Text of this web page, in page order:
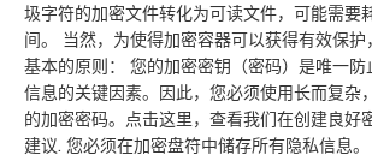
圾字符的加密文件转化为可读文件，可能需要
间。 当然，为使得加密容器可以获得有效保
基本的原则： 您的加密密钥（密码）是唯一
信息的关键因素。因此，您必须使用长而复杂
的加密密码。点击这里，查看我们在创建良好
建议. 您必须在加密盘符中储存所有隐私信息